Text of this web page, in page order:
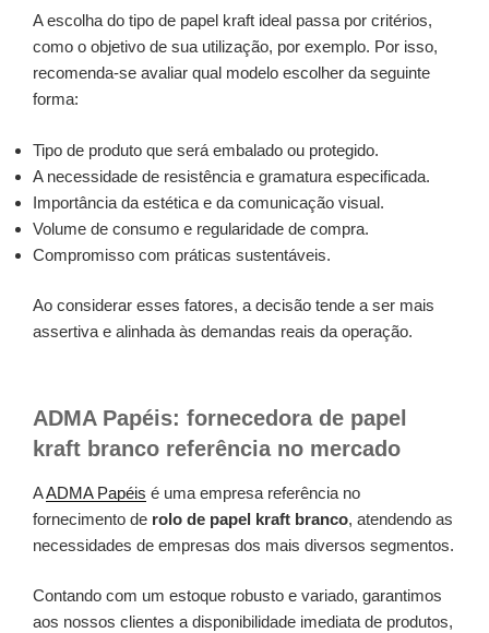
A escolha do tipo de papel kraft ideal passa por critérios,
como o objetivo de sua utilização, por exemplo. Por isso,
recomenda-se avaliar qual modelo escolher da seguinte
forma:
Tipo de produto que será embalado ou protegido.
A necessidade de resistência e gramatura especificada.
Importância da estética e da comunicação visual.
Volume de consumo e regularidade de compra.
Compromisso com práticas sustentáveis.
Ao considerar esses fatores, a decisão tende a ser mais
assertiva e alinhada às demandas reais da operação.
ADMA Papéis: fornecedora de papel
kraft branco referência no mercado
AADMA Papéis é uma empresa referência no
fornecimento de rolo de papel kraft branco, atendendo as
necessidades de empresas dos mais diversos segmentos.
Contando com um estoque robusto e variado, garantimos
aos nossos clientes a disponibilidade imediata de produtos,